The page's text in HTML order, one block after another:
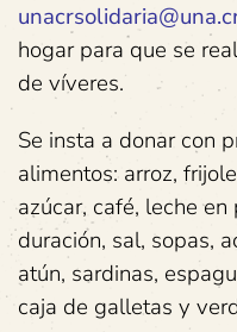
hogar para que se
de víveres.
Se insta a donar con
alimentos: arroz,
azúcar, café, leche
duración, sal, sopas,
atún, sardinas,
caja de galletas y